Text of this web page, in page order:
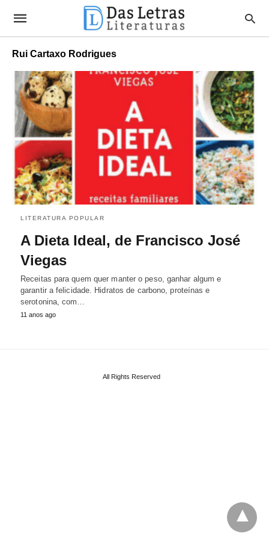
Rui Cartaxo Rodrigues
LITERATURA POPULAR
A Dieta Ideal, de Francisco José
Viegas
Receitas para quem quer manter o peso, ganhar algum e
garantir a felicidade. Hidratos de carbono, proteínas e
serotonina, com…
11 anos ago
All Rights Reserved